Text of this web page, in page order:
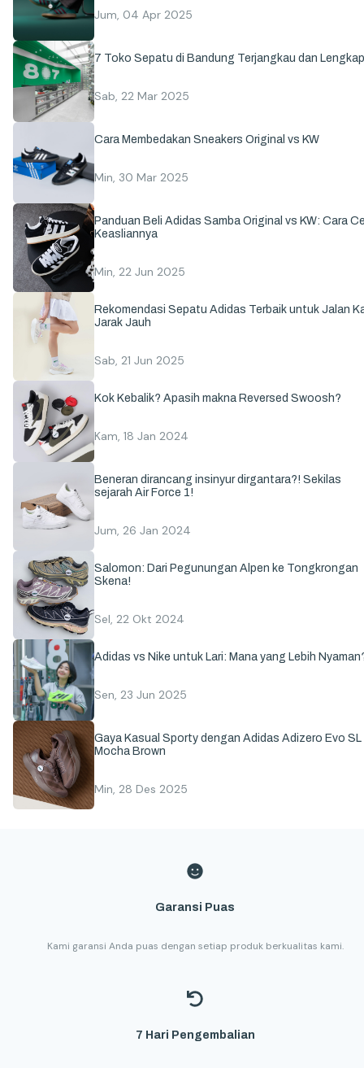
Jum, 04 Apr 2025
7 Toko Sepatu di Bandung Terjangkau dan Lengkap
Sab, 22 Mar 2025
Cara Membedakan Sneakers Original vs KW
Min, 30 Mar 2025
Panduan Beli Adidas Samba Original vs KW: Cara
Keasliannya
Min, 22 Jun 2025
Rekomendasi Sepatu Adidas Terbaik untuk Jalan
Jarak Jauh
Sab, 21 Jun 2025
Kok Kebalik? Apasih makna Reversed Swoosh?
Kam, 18 Jan 2024
Beneran dirancang insinyur dirgantara?! Sekilas
sejarah Air Force 1!
Jum, 26 Jan 2024
Salomon: Dari Pegunungan Alpen ke Tongkrongan
Skena!
Sel, 22 Okt 2024
Adidas vs Nike untuk Lari: Mana yang Lebih
Sen, 23 Jun 2025
Gaya Kasual Sporty dengan Adidas Adizero Evo SL
Mocha Brown
Min, 28 Des 2025
Garansi Puas
Kami garansi Anda puas dengan setiap produk berkualitas kami.
7 Hari Pengembalian